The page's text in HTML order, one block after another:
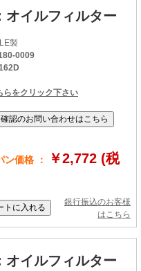
オイルフィルター
製
0009
らをクリック下さい
ン価格 ：
￥2,772 (税
銀行振込のお客様
はこちら
オイルフィルター